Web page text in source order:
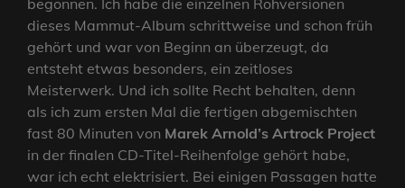
begonnen. Ich habe die einzelnen Rohversionen
dieses Mammut-Album schrittweise und schon früh
gehört und war von Beginn an überzeugt, da
entsteht etwas besonders, ein zeitloses
Meisterwerk. Und ich sollte Recht behalten, denn
als ich zum ersten Mal die fertigen abgemischten
fast 80 Minuten von Marek Arnold’s Artrock Project
in der finalen CD-Titel-Reihenfolge gehört habe,
war ich echt elektrisiert. Bei einigen Passagen hatte